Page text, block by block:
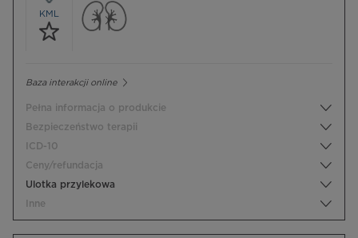
KML
Baza interakcji online
Pełna informacja o produkcie
Bezpieczeństwo terapii
ICD-10
Ceny/refundacja
Ulotka przylekowa
Inne